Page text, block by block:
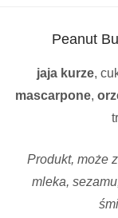
Peanut
jaja kurze,
mascarpone,
Produkt, może
mleka,